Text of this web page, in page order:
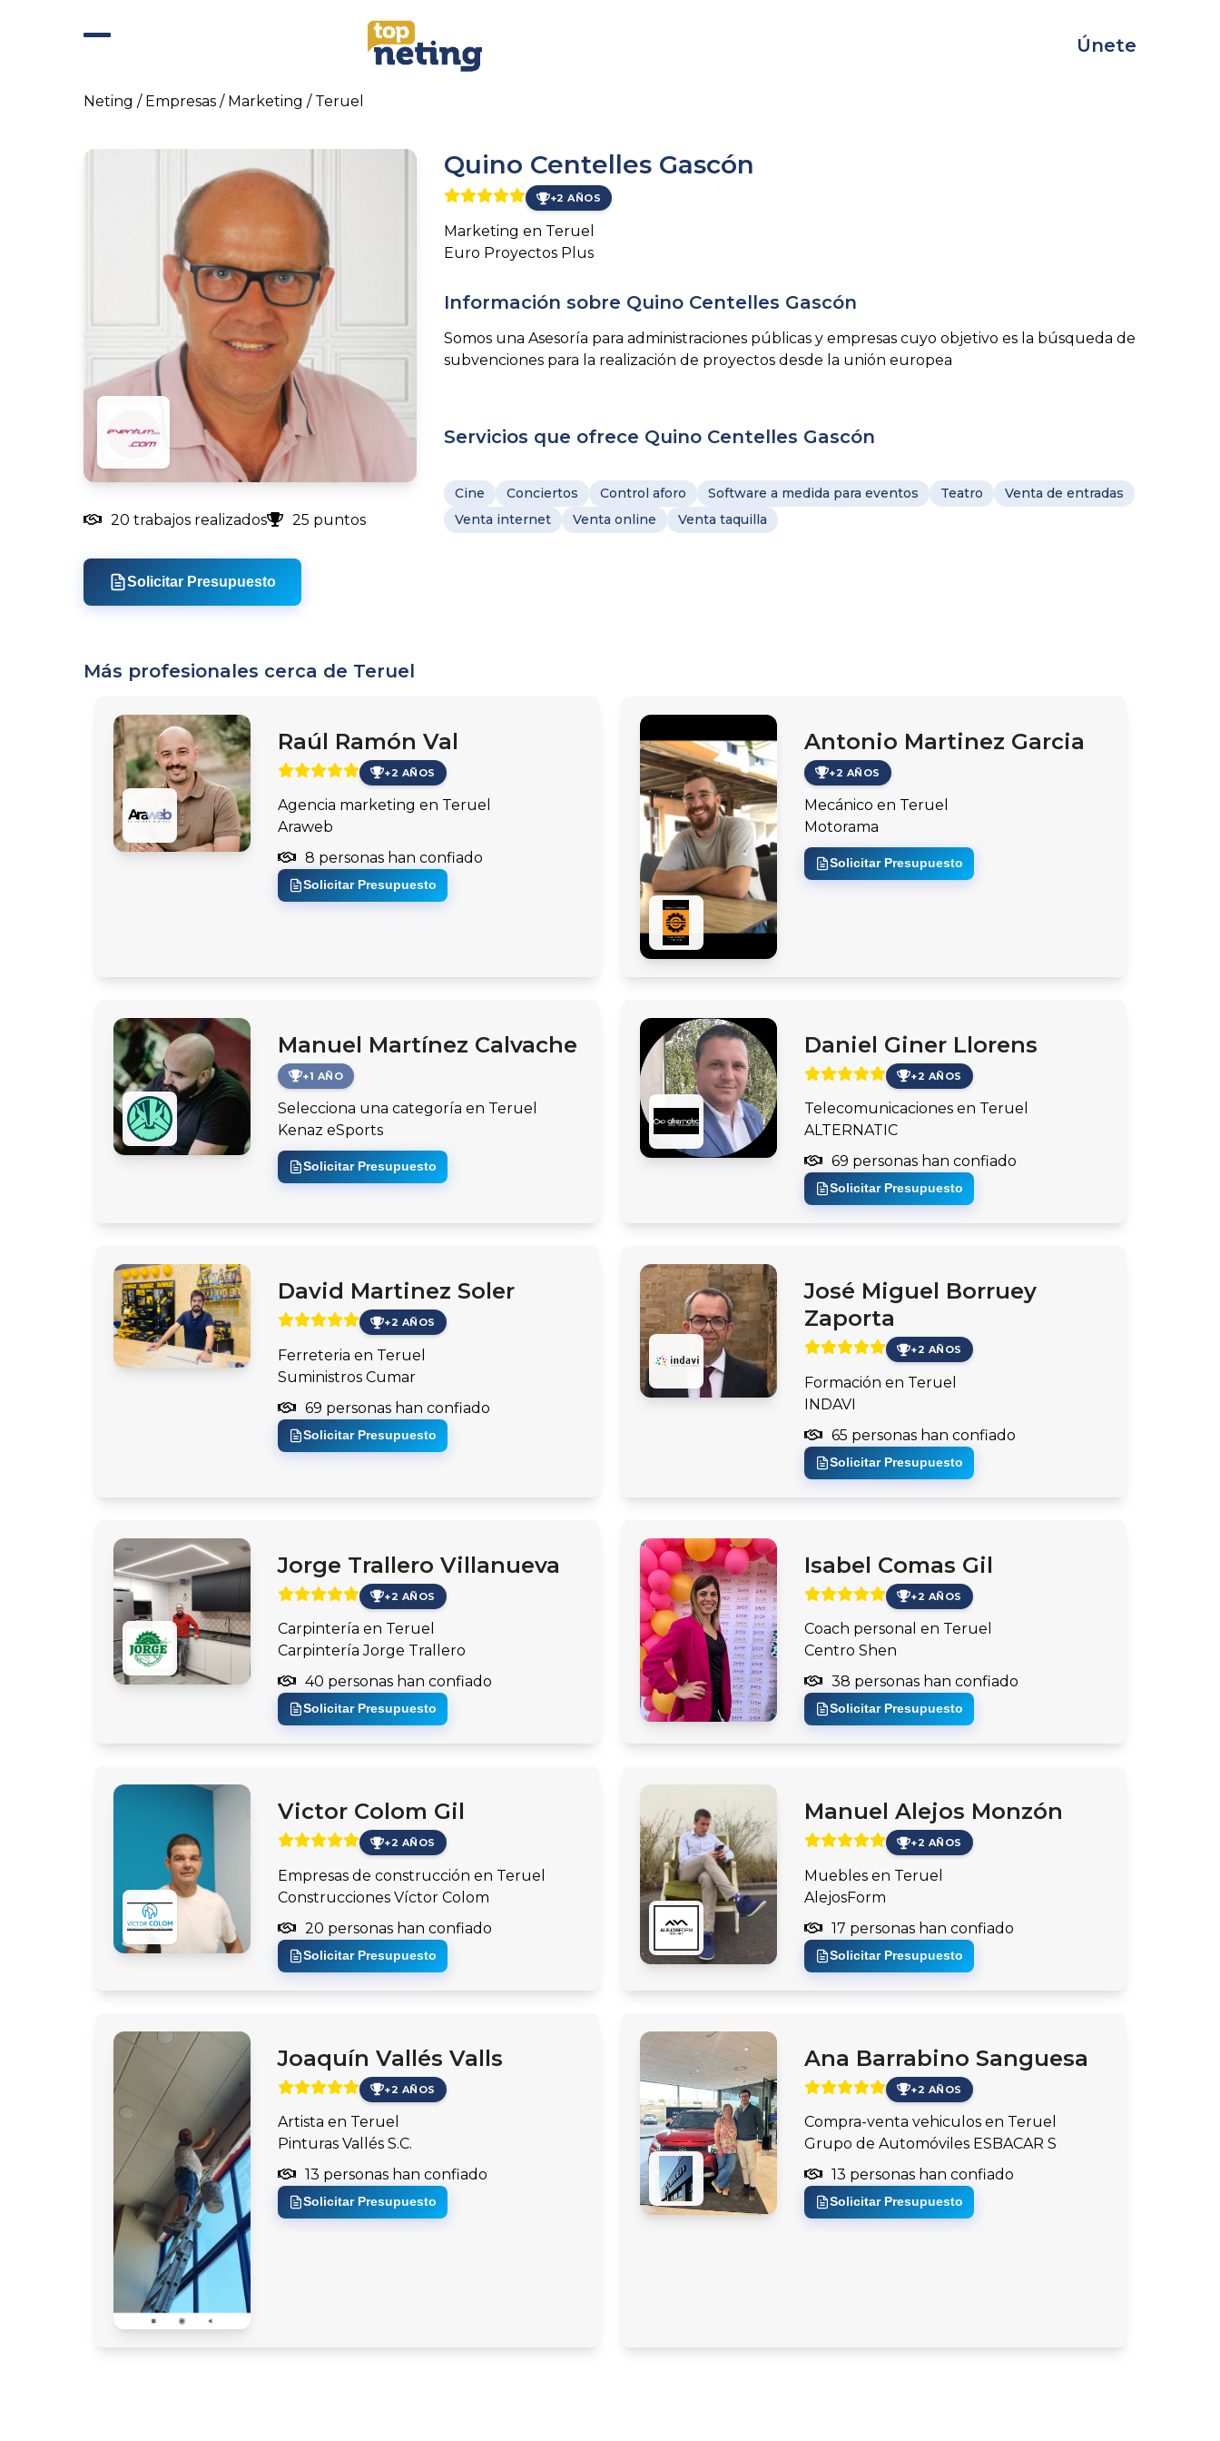
Únete
menú
menú
Neting / Empresas / Marketing / Teruel
20 trabajos realizados 25 puntos
Solicitar Presupuesto
Quino Centelles Gascón
+2 AÑOS
Marketing en Teruel
Euro Proyectos Plus
Información sobre Quino Centelles Gascón
Somos una Asesoría para administraciones públicas y empresas cuyo objetivo es la búsqueda de
subvenciones para la realización de proyectos desde la unión europea
Servicios que ofrece Quino Centelles Gascón
Cine Conciertos Control aforo Software a medida para eventos Teatro
Venta de entradas
Venta internet
Venta online Venta taquilla
Más profesionales cerca de Teruel
Raúl Ramón Val
+2 AÑOS
Agencia marketing en Teruel
Araweb
8 personas han confiado
Solicitar Presupuesto
Antonio Martinez Garcia
+2 AÑOS
Mecánico en Teruel
Motorama
Solicitar Presupuesto
Manuel Martínez Calvache
+1 AÑO
Selecciona una categoría en Teruel
Kenaz eSports
Solicitar Presupuesto
Daniel Giner Llorens
+2 AÑOS
Telecomunicaciones en Teruel
ALTERNATIC
69 personas han confiado
Solicitar Presupuesto
David Martinez Soler
+2 AÑOS
Ferreteria en Teruel
Suministros Cumar
69 personas han confiado
Solicitar Presupuesto
José Miguel Borruey
Zaporta
+2 AÑOS
Formación en Teruel
INDAVI
65 personas han confiado
Solicitar Presupuesto
Jorge Trallero Villanueva
+2 AÑOS
Carpintería en Teruel
Carpintería Jorge Trallero
40 personas han confiado
Solicitar Presupuesto
Isabel Comas Gil
+2 AÑOS
Coach personal en Teruel
Centro Shen
38 personas han confiado
Solicitar Presupuesto
Victor Colom Gil
+2 AÑOS
Empresas de construcción en Teruel
Construcciones Víctor Colom
20 personas han confiado
Solicitar Presupuesto
Manuel Alejos Monzón
+2 AÑOS
Muebles en Teruel
AlejosForm
17 personas han confiado
Solicitar Presupuesto
Joaquín Vallés Valls
+2 AÑOS
Artista en Teruel
Pinturas Vallés S.C.
13 personas han confiado
Solicitar Presupuesto
Ana Barrabino Sanguesa
+2 AÑOS
Compra-venta vehiculos en Teruel
Grupo de Automóviles ESBACAR S
13 personas han confiado
Solicitar Presupuesto